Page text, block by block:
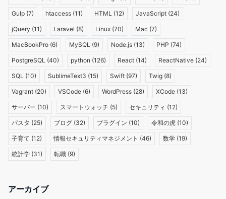
Gulp (7) htaccess (11) HTML (12) JavaScript (24)
jQuery (11) Laravel (8) Linux (70) Mac (7)
MacBookPro (6) MySQL (9) Node.js (13) PHP (74)
PostgreSQL (40) python (126) React (14) ReactNative (24)
SQL (10) SublimeText3 (15) Swift (97) Twig (8)
Vagrant (20) VSCode (6) WordPress (28) XCode (13)
サーバー (10) スマートウォッチ (5) セキュリティ (12)
パスタ (25) ブログ (32) プラグイン (10) 令和の虎 (10)
子育て (12) 情報セキュリティマネジメント (46) 数学 (19)
統計学 (31) 転職 (9)
アーカイブ